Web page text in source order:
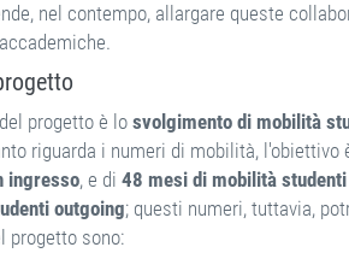
nel contempo, allargare queste
progetto è losvolgimento di mobilità
riguarda i numeri di mobilità,
ingresso, e di 48 mesi di mobilità
outgoing; questi numeri, tuttavia,
sono: